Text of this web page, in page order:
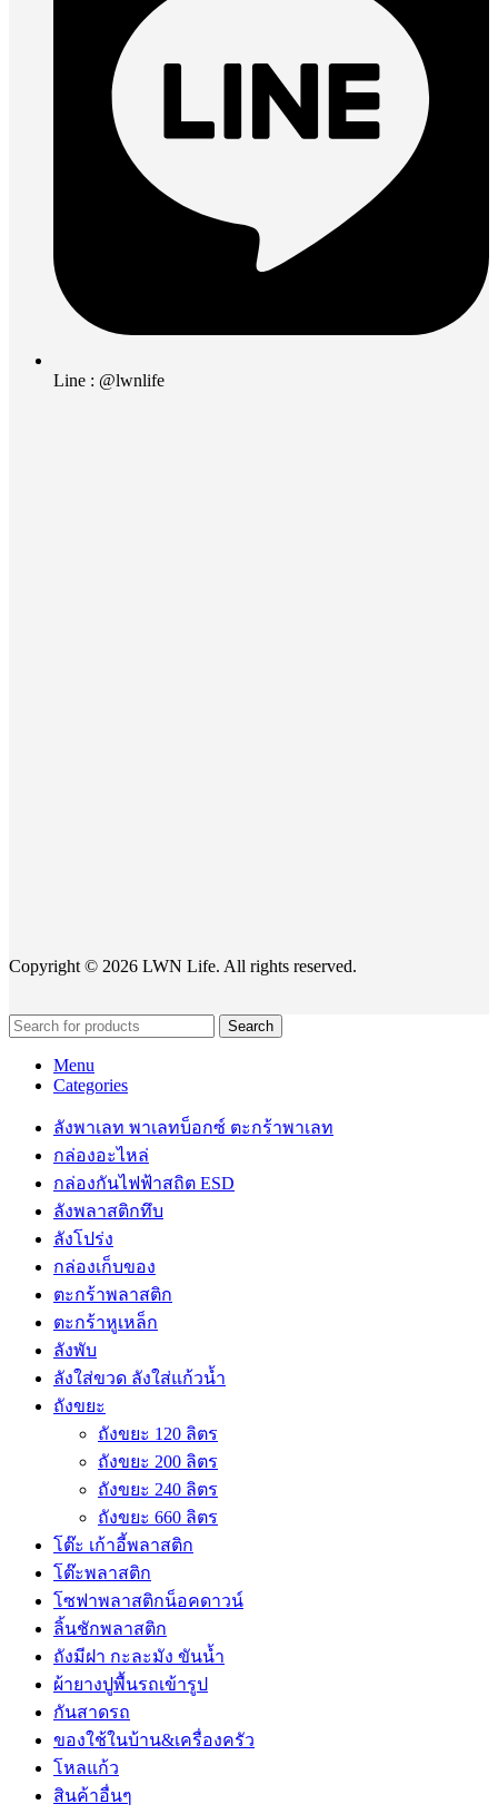
Line : @lwnlife
Copyright © 2026 LWN Life. All rights reserved.
Search
Menu
Categories
ลังพาเลท พาเลทบ็อกซ์ ตะกร้าพาเลท
กล่องอะไหล่
กล่องกันไฟฟ้าสถิต ESD
ลังพลาสติกทึบ
ลังโปร่ง
กล่องเก็บของ
ตะกร้าพลาสติก
ตะกร้าหูเหล็ก
ลังพับ
ลังใส่ขวด ลังใส่แก้วน้ำ
ถังขยะ
ถังขยะ 120 ลิตร
ถังขยะ 200 ลิตร
ถังขยะ 240 ลิตร
ถังขยะ 660 ลิตร
โต๊ะ เก้าอี้พลาสติก
โต๊ะพลาสติก
โซฟาพลาสติกน็อคดาวน์
ลิ้นชักพลาสติก
ถังมีฝา กะละมัง ขันน้ำ
ผ้ายางปูพื้นรถเข้ารูป
กันสาดรถ
ของใช้ในบ้าน&เครื่องครัว
โหลแก้ว
สินค้าอื่นๆ